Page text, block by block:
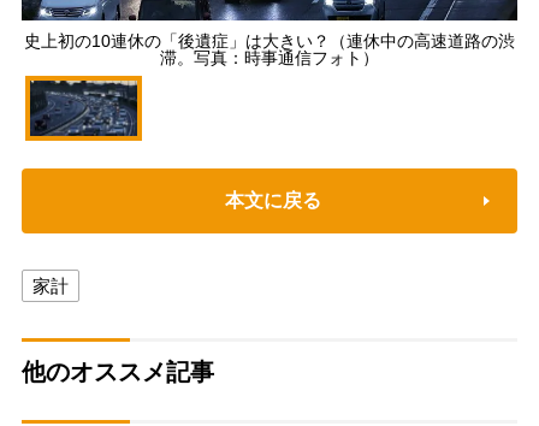
史上初の10連休の「後遺症」は大きい？（連休中の高速道路の渋
滞。写真：時事通信フォト）
本文に戻る
家計
他のオススメ記事